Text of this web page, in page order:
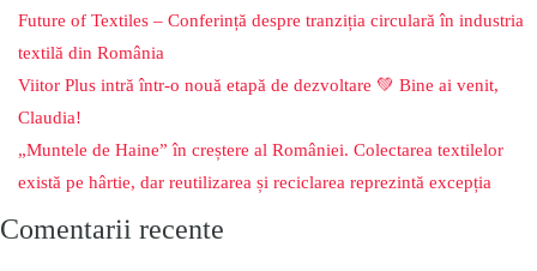
Future of Textiles – Conferință despre tranziția circulară în industria
textilă din România
Viitor Plus intră într-o nouă etapă de dezvoltare 💚 Bine ai venit,
Claudia!
„Muntele de Haine” în creștere al României. Colectarea textilelor
există pe hârtie, dar reutilizarea și reciclarea reprezintă excepția
Comentarii recente